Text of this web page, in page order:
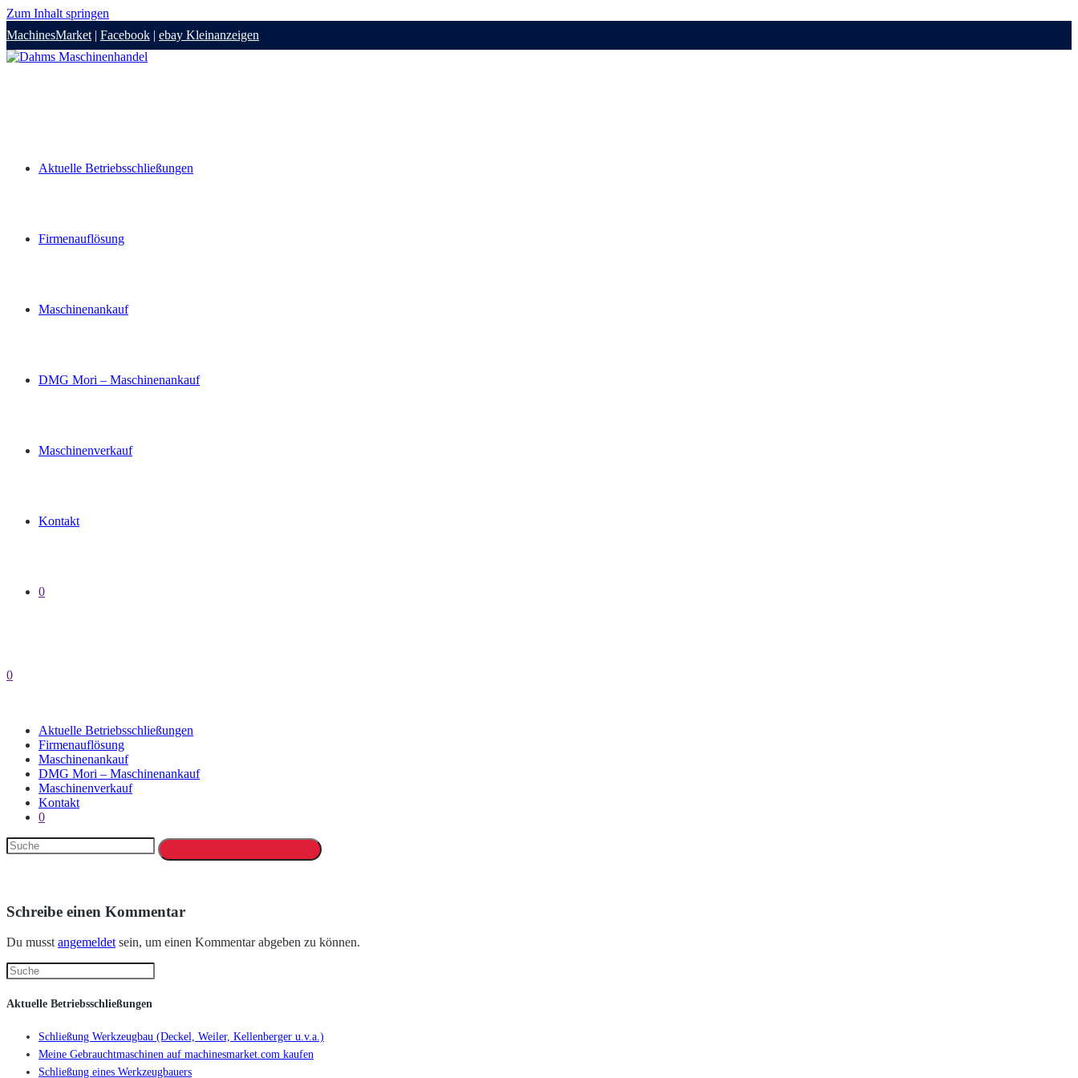
Zum Inhalt springen
MachinesMarket | Facebook | ebay Kleinanzeigen
Aktuelle Betriebsschließungen
Firmenauflösung
Maschinenankauf
DMG Mori – Maschinenankauf
Maschinenverkauf
Kontakt
0
0
Aktuelle Betriebsschließungen
Firmenauflösung
Maschinenankauf
DMG Mori – Maschinenankauf
Maschinenverkauf
Kontakt
0
Schreibe einen Kommentar
Du musstangemeldetsein, um einen Kommentar abgeben zu können.
Aktuelle Betriebsschließungen
Schließung Werkzeugbau (Deckel, Weiler, Kellenberger u.v.a.)
Meine Gebrauchtmaschinen auf machinesmarket.com kaufen
Schließung eines Werkzeugbauers